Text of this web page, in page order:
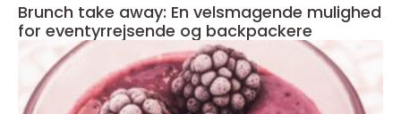
Brunch take away: En velsmagende mulighed
for eventyrrejsende og backpackere